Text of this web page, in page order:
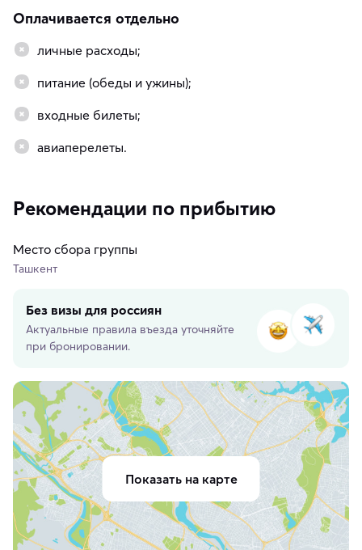
Оплачивается отдельно
личные расходы;
питание (обеды и ужины);
входные билеты;
авиаперелеты.
Рекомендации по прибытию
Место сбора группы
Ташкент
Без визы для россиян
Актуальные правила въезда уточняйте
при бронировании.
Показать на карте